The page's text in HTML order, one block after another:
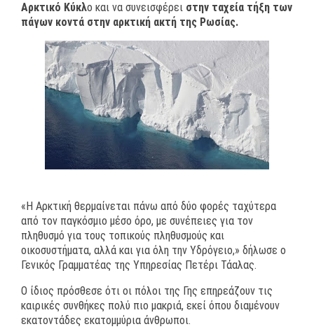
Αρκτικό Κύκλο και να συνεισφέρει στην ταχεία τήξη των
πάγων κοντά στην αρκτική ακτή της Ρωσίας.
«Η Αρκτική θερμαίνεται πάνω από δύο φορές ταχύτερα
από τον παγκόσμιο μέσο όρο, με συνέπειες για τον
πληθυσμό για τους τοπικούς πληθυσμούς και
οικοσυστήματα, αλλά και για όλη την Υδρόγειο,» δήλωσε ο
Γενικός Γραμματέας της Υπηρεσίας Πετέρι Τάαλας.
Ο ίδιος πρόσθεσε ότι οι πόλοι της Γης επηρεάζουν τις
καιρικές συνθήκες πολύ πιο μακριά, εκεί όπου διαμένουν
εκατοντάδες εκατομμύρια άνθρωποι.